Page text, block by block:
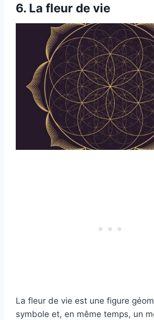
6. La fleur de vie
La fleur de vie est une figure
symbole et, en même temps, un